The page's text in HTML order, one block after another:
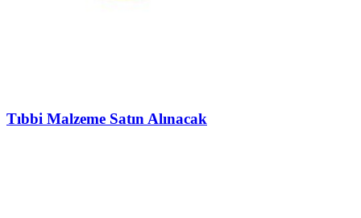
Tıbbi Malzeme Satın Alınacak